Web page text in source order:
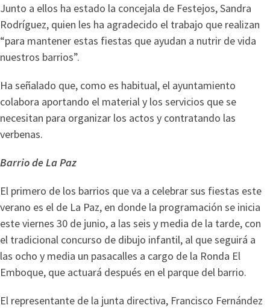
Junto a ellos ha estado la concejala de Festejos, Sandra
Rodríguez, quien les ha agradecido el trabajo que realizan
“para mantener estas fiestas que ayudan a nutrir de vida
nuestros barrios”.
Ha señalado que, como es habitual, el ayuntamiento
colabora aportando el material y los servicios que se
necesitan para organizar los actos y contratando las
verbenas.
Barrio de La Paz
El primero de los barrios que va a celebrar sus fiestas este
verano es el de La Paz, en donde la programación se inicia
este viernes 30 de junio, a las seis y media de la tarde, con
el tradicional concurso de dibujo infantil, al que seguirá a
las ocho y media un pasacalles a cargo de la Ronda El
Emboque, que actuará después en el parque del barrio.
El representante de la junta directiva, Francisco Fernández